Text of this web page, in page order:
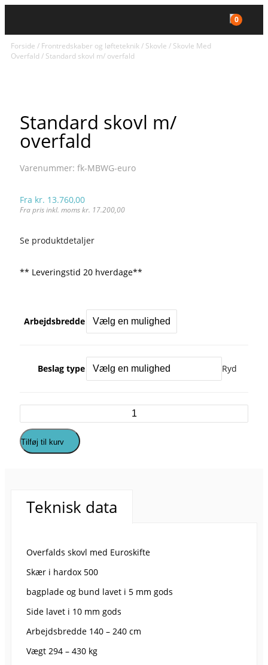
0
Forside / Frontredskaber og løfteteknik/ Skovle / Skovle Med
Overfald / Standard skovl m/ overfald
Standard skovl m/
overfald
Varenummer: fk-MBWG-euro
Fra kr. 13.760,00
Fra pris inkl. moms kr. 17.200,00
Se produktdetaljer
** Leveringstid 20 hverdage**
Arbejdsbredde
Beslag type Ryd
Tilføj til kurv
Teknisk data
Overfalds skovl med Euroskifte
Skær i hardox 500
bagplade og bund lavet i 5 mm gods
Side lavet i 10 mm gods
Arbejdsbredde 140 – 240 cm
Vægt 294 – 430 kg